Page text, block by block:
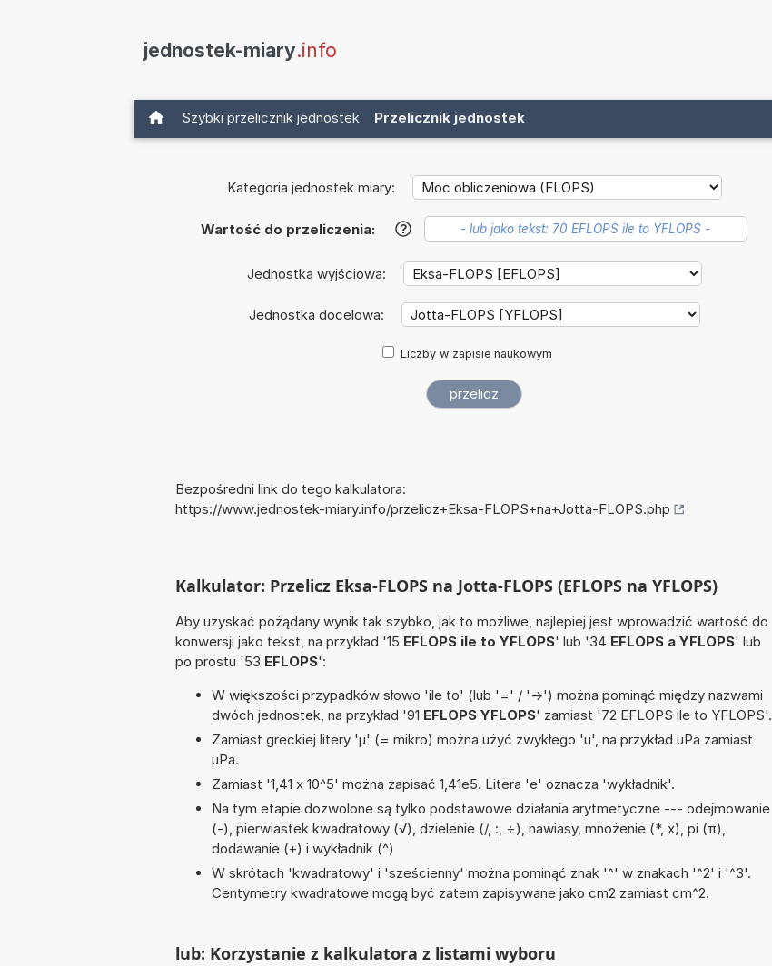
jednostek-miary.info
Szybki przelicznik jednostek Przelicznik jednostek
Kategoria jednostek miary:
Wartość do przeliczenia: ?
Jednostka wyjściowa:
Jednostka docelowa:
Liczby w zapisie naukowym
Bezpośredni link do tego kalkulatora:
https://www.jednostek-miary.info/przelicz+Eksa-FLOPS+na+Jotta-FLOPS.php
Kalkulator: Przelicz Eksa-FLOPS na Jotta-FLOPS (EFLOPS na YFLOPS)
Aby uzyskać pożądany wynik tak szybko, jak to możliwe, najlepiej jest wprowadzić wartość do
konwersji jako tekst, na przykład '15 EFLOPS ile to YFLOPS' lub '34 EFLOPS a YFLOPS' lub
po prostu '53 EFLOPS':
W większości przypadków słowo 'ile to' (lub '=' / '->') można pominąć między nazwami
dwóch jednostek, na przykład '91 EFLOPS YFLOPS' zamiast '72 EFLOPS ile to YFLOPS'.
Zamiast greckiej litery 'µ' (= mikro) można użyć zwykłego 'u', na przykład uPa zamiast
µPa.
Zamiast '1,41 x 10^5' można zapisać 1,41e5. Litera 'e' oznacza 'wykładnik'.
Na tym etapie dozwolone są tylko podstawowe działania arytmetyczne --- odejmowanie
(-), pierwiastek kwadratowy (√), dzielenie (/, :, ÷), nawiasy, mnożenie (*, x), pi (π),
dodawanie (+) i wykładnik (^)
W skrótach 'kwadratowy' i 'sześcienny' można pominąć znak '^' w znakach '^2' i '^3'.
Centymetry kwadratowe mogą być zatem zapisywane jako cm2 zamiast cm^2.
lub: Korzystanie z kalkulatora z listami wyboru